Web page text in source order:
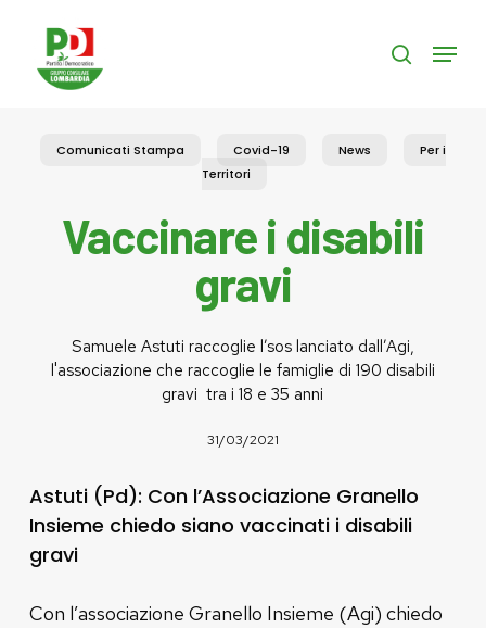
content
search
Menu
Comunicati Stampa Covid-19 News
Per i
Territori
Vaccinare i disabili
gravi
Samuele Astuti raccoglie l’sos lanciato dall’Agi,
l'associazione che raccoglie le famiglie di 190 disabili
gravi tra i 18 e 35 anni
31/03/2021
Astuti (Pd): Con l’Associazione Granello
Insieme chiedo siano vaccinati i disabili
gravi
Con l’associazione Granello Insieme (Agi) chiedo